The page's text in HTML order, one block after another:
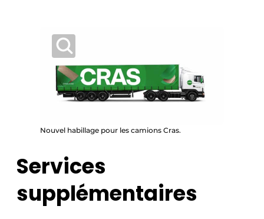
Nouvel habillage pour les camions Cras.
Services
supplémentaires